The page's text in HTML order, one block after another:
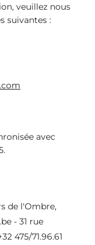
veuillez nous
suivantes :
avec
de l'Ombre,
- 31 rue
475/71.96.61